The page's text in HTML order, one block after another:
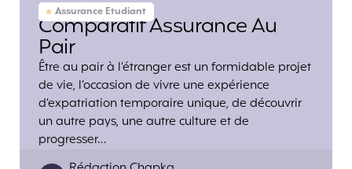
Assurance Etudiant
Comparatif Assurance Au
Pair
Être au pair à l’étranger est un formidable projet
de vie, l’occasion de vivre une expérience
d’expatriation temporaire unique, de découvrir
un autre pays, une autre culture et de
progresser…